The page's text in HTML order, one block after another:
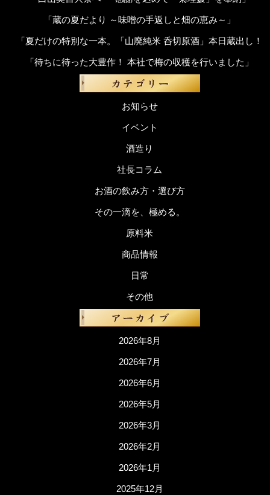
「蔵の夏だより ～味噌の手返しと畑の恵み～」
「夏だけの特別な一本。「山廃純米 呑切原酒」本日蔵出し！
「待ちに待った大豊作！ 本社で梅の収穫を行いました」
お知らせ
イベント
酒造り
社長コラム
お酒の飲み方・選び方
その一滴を、極める。
原料米
商品情報
日常
その他
2026年8月
2026年7月
2026年6月
2026年5月
2026年3月
2026年2月
2026年1月
2025年12月